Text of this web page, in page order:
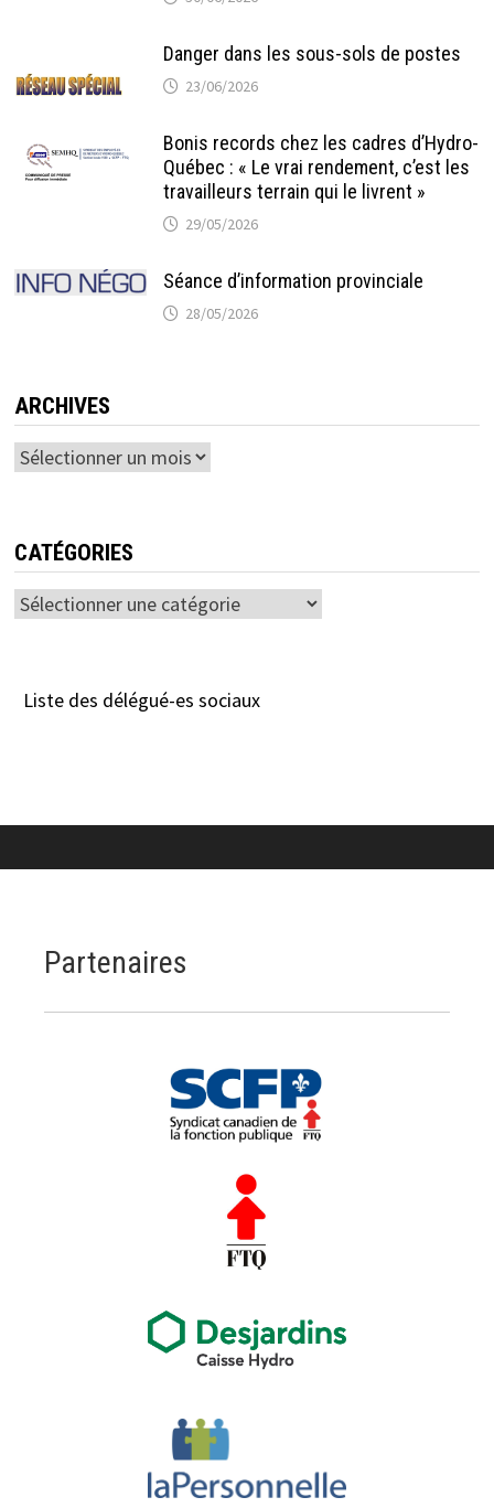
Danger dans les sous-sols de postes
23/06/2026
Bonis records chez les cadres d’Hydro-
Québec : « Le vrai rendement, c’est les
travailleurs terrain qui le livrent »
29/05/2026
Séance d’information provinciale
28/05/2026
ARCHIVES
Archives
CATÉGORIES
Catégories
Liste des délégué-es sociaux
Partenaires